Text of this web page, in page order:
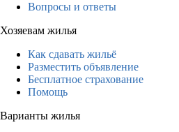
Вопросы и ответы
Хозяевам жилья
Как сдавать жильё
Разместить объявление
Бесплатное страхование
Помощь
Варианты жилья